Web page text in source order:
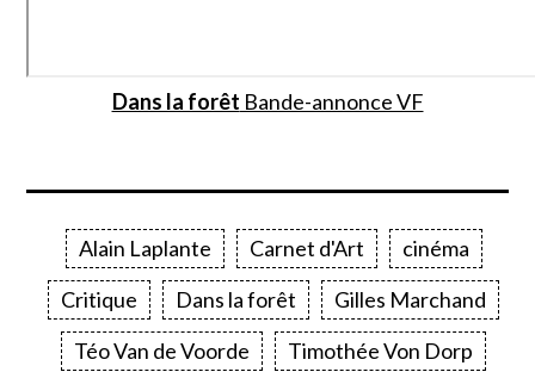
Dans la forêt Bande-annonce VF
Alain Laplante Carnet d'Art
cinéma
Critique
Dans la forêt
Gilles Marchand
Téo Van de Voorde
Timothée Von Dorp